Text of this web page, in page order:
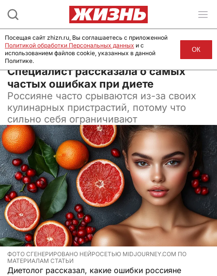
13 февраля 2025, 13:34
Специалист рассказала о самых
частых ошибках при диете
Россияне часто срываются из-за своих
кулинарных пристрастий, потому что
сильно себя ограничивают
ФОТО СГЕНЕРИРОВАНО НЕЙРОСЕТЬЮ MIDJOURNEY.COM ПО
МАТЕРИАЛАМ СТАТЬИ
Диетолог рассказал, какие ошибки россияне
Посещая сайт zhizn.ru, Вы соглашаетесь с приложенной
Политикой обработки Персональных данных и с
использованием файлов cookie, указанных в данной
Политике.
ОК